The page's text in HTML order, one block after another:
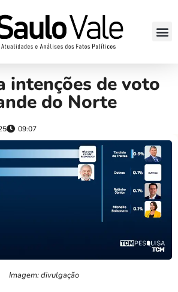
intenções de voto
do Norte
09:07
Imagem: divulgação